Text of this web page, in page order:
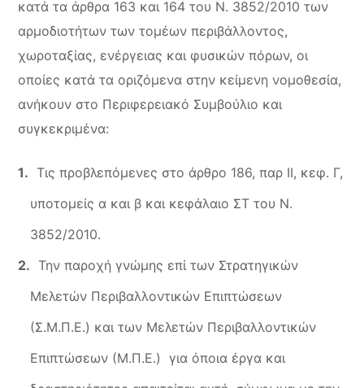
κατά τα άρθρα 163 και 164 του Ν. 3852/2010 των
αρμοδιοτήτων των τομέων περιβάλλοντος,
χωροταξίας, ενέργειας και φυσικών πόρων, οι
οποίες κατά τα οριζόμενα στην κείμενη νομοθεσία,
ανήκουν στο Περιφερειακό Συμβούλιο και
συγκεκριμένα:
Τις προβλεπόμενες στο άρθρο 186, παρ ΙΙ, κεφ. Γ,
υποτομείς α και β και κεφάλαιο ΣΤ του Ν.
3852/2010.
Την παροχή γνώμης επί των Στρατηγικών
Μελετών Περιβαλλοντικών Επιπτώσεων
(Σ.Μ.Π.Ε.) και των Μελετών Περιβαλλοντικών
Επιπτώσεων (Μ.Π.Ε.) για όποια έργα και